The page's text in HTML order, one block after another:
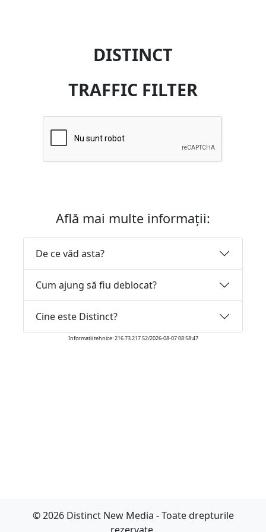
DISTINCT
TRAFFIC FILTER
Află mai multe informații:
De ce văd asta?
Cum ajung să fiu deblocat?
Cine este Distinct?
Informatii tehnice: 216.73.217.52/2026-08-07 08:58:47
© 2026 Distinct New Media - Toate drepturile